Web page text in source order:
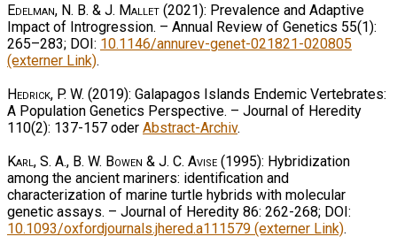
Edelman, N. B. & J. Mallet (2021): Prevalence and Adaptive
Impact of Introgression. – Annual Review of Genetics 55(1):
265–283; DOI: 10.1146/annurev-genet-021821-020805
(externer Link).
Hedrick, P. W. (2019): Galapagos Islands Endemic Vertebrates:
A Population Genetics Perspective. – Journal of Heredity
110(2): 137-157 oder Abstract-Archiv.
Karl, S. A., B. W. Bowen & J. C. Avise (1995): Hybridization
among the ancient mariners: identification and
characterization of marine turtle hybrids with molecular
genetic assays. – Journal of Heredity 86: 262-268; DOI:
10.1093/oxfordjournals.jhered.a111579 (externer Link).